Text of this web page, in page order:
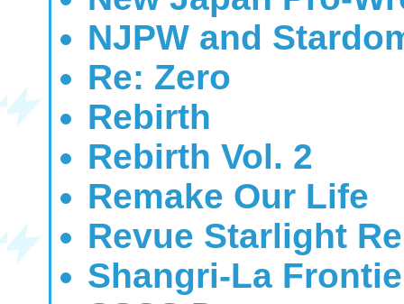
NJPW and
Re: Zero
Rebirth
Rebirth Vol. 2
Remake Our Life
Revue Starlight
Shangri-La